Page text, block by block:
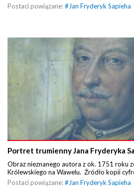
Postaci powiązane:# Jan Fryderyk Sapieha
Portret trumienny Jana Fryderyka
Obraz nieznanego autora z ok. 1751 roku
Królewskiego na Wawelu. Źródło kopii
Postaci powiązane:# Jan Fryderyk Sapieha